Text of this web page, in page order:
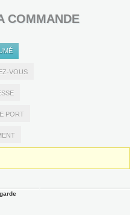
COMMANDE
VOUS
PORT